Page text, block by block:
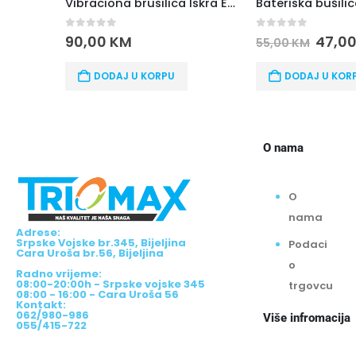
0 out of 5
90,00 KM
DODAJ U KORPU
55,00KM 47,00
DODAJ U
Adrese:
Srpske Vojske br.345, Bijeljina
Cara Uroša br.56, Bijeljina
Radno vrijeme:
08:00-20:00h - Srpske vojske 345
08:00 - 16:00 - Cara Uroša 56
Kontakt:
062/980-986
055/415-722
O nama
O
nama
Podaci
o
trgovcu
Više infromacija